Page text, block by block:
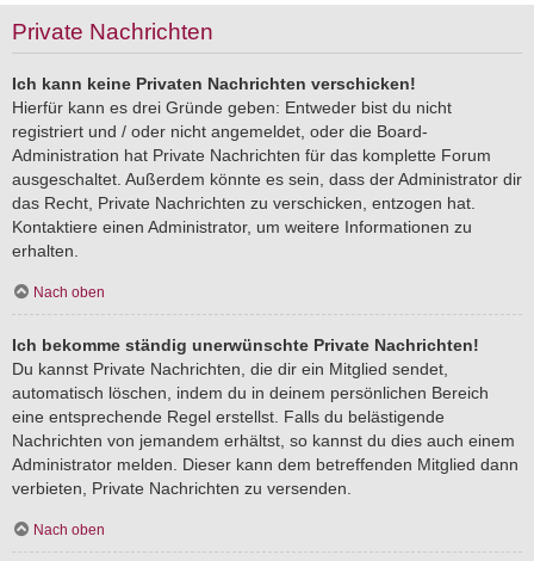
Private Nachrichten
Ich kann keine Privaten Nachrichten verschicken!
Hierfür kann es drei Gründe geben: Entweder bist du nicht
registriert und / oder nicht angemeldet, oder die Board-
Administration hat Private Nachrichten für das komplette Forum
ausgeschaltet. Außerdem könnte es sein, dass der Administrator dir
das Recht, Private Nachrichten zu verschicken, entzogen hat.
Kontaktiere einen Administrator, um weitere Informationen zu
erhalten.
Nach oben
Ich bekomme ständig unerwünschte Private Nachrichten!
Du kannst Private Nachrichten, die dir ein Mitglied sendet,
automatisch löschen, indem du in deinem persönlichen Bereich
eine entsprechende Regel erstellst. Falls du belästigende
Nachrichten von jemandem erhältst, so kannst du dies auch einem
Administrator melden. Dieser kann dem betreffenden Mitglied dann
verbieten, Private Nachrichten zu versenden.
Nach oben